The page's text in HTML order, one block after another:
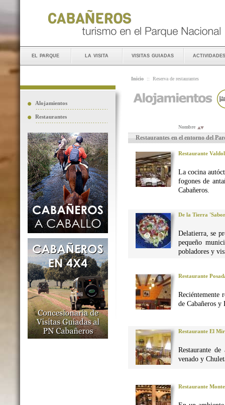
el parque la visita visitas guiadas actividades
Alojamientos
Restaurantes
Inicio :: Reserva de restaurantes
Nombre
Restaurantes en el entorno del
Restaurante
La cocina
fogones de
Cabañeros.
De la Tierra
Delatierra, se
pequeño
pobladores y
Restaurante
Reciéntemente
de Cabañeros y
Restaurante El
Restaurante
venado y
Restaurante